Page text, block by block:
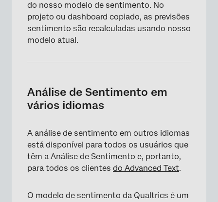
do nosso modelo de sentimento. No
projeto ou dashboard copiado, as previsões
sentimento são recalculadas usando nosso
modelo atual.
Análise de Sentimento em
vários idiomas
A análise de sentimento em outros idiomas
está disponível para todos os usuários que
têm a Análise de Sentimento e, portanto,
para todos os clientes do Advanced Text.
O modelo de sentimento da Qualtrics é um